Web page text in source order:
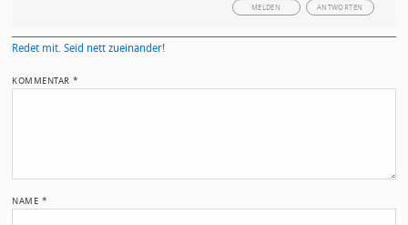
ANTWORTEN
MELDEN
Redet mit. Seid nett zueinander!
KOMMENTAR*
NAME *